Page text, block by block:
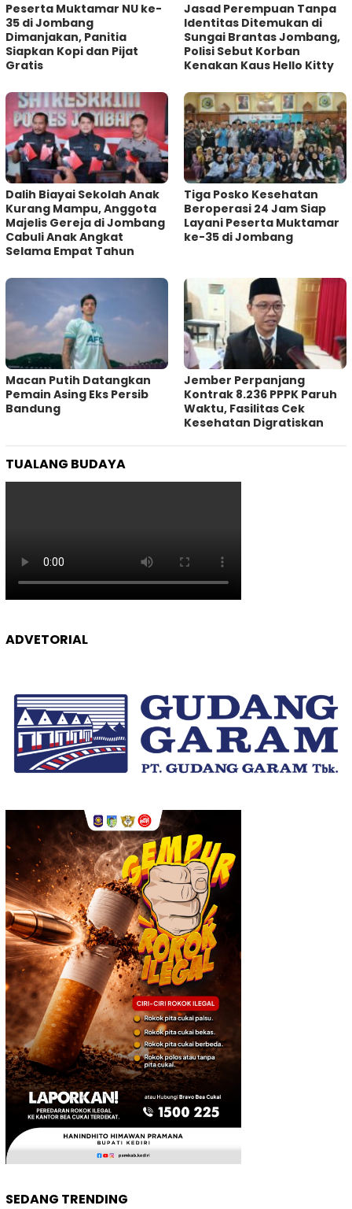
Peserta Muktamar NU ke-
35 di Jombang
Dimanjakan, Panitia
Siapkan Kopi dan Pijat
Gratis
Jasad Perempuan Tanpa
Identitas Ditemukan di
Sungai Brantas Jombang,
Polisi Sebut Korban
Kenakan Kaus Hello Kitty
Dalih Biayai Sekolah Anak
Kurang Mampu, Anggota
Majelis Gereja di Jombang
Cabuli Anak Angkat
Selama Empat Tahun
Tiga Posko Kesehatan
Beroperasi 24 Jam Siap
Layani Peserta Muktamar
ke-35 di Jombang
Macan Putih Datangkan
Pemain Asing Eks Persib
Bandung
Jember Perpanjang
Kontrak 8.236 PPPK Paruh
Waktu, Fasilitas Cek
Kesehatan Digratiskan
TUALANG BUDAYA
ADVETORIAL
SEDANG TRENDING